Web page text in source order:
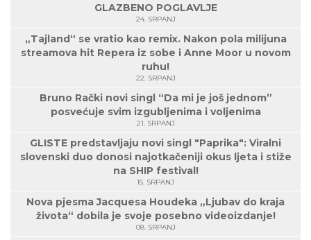
GLAZBENO POGLAVLJE
24. SRPANJ
„Tajland“ se vratio kao remix. Nakon pola milijuna
streamova hit Repera iz sobe i Anne Moor u novom
ruhu!
22. SRPANJ
Bruno Rački novi singl “Da mi je još jednom”
posvećuje svim izgubljenima i voljenima
21. SRPANJ
GLISTE predstavljaju novi singl "Paprika": Viralni
slovenski duo donosi najotkačeniji okus ljeta i stiže
na SHIP festival!
15. SRPANJ
Nova pjesma Jacquesa Houdeka „Ljubav do kraja
života“ dobila je svoje posebno videoizdanje!
08. SRPANJ